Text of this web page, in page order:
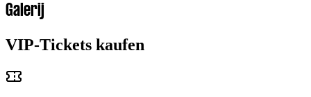
Galerij
VIP-Tickets kaufen